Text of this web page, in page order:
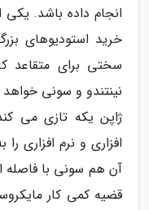
انجام داده باشد.
خرید استودیوهای
سختی برای متقاعد
نینتندو و سونی
ژاپن یکه تازی می
افزاری و نرم افزاری
آن هم سونی با فاصله
قضیه کمی کار